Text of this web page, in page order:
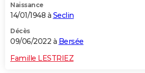
Naissance
14/01/1948 à Seclin
Décès
09/06/2022 à Bersée
Famille LESTRIEZ